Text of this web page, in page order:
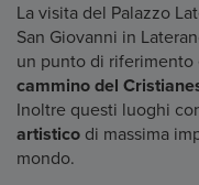
La visita del Palazzo
San Giovanni in
un punto di riferimento
cammino del
Inoltre questi luoghi
artistico di massima
mondo.